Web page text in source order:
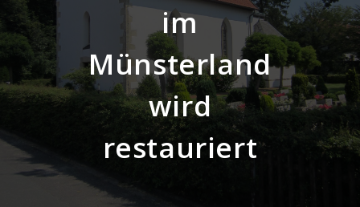
im
Münsterland
wird
restauriert